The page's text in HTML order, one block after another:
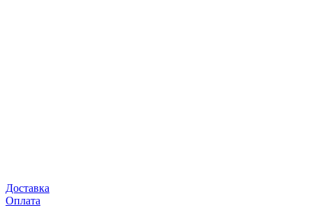
Доставка
Оплата